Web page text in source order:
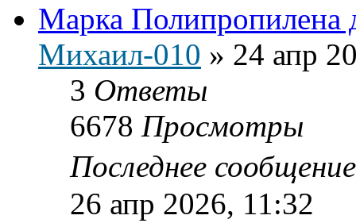
Марка Полипропилена
Михаил-010 » 24 апр
3 Ответы
6678 Просмотры
Последнее
26 апр 2026, 11:32